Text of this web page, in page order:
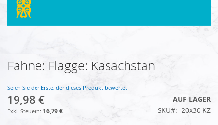
Zum
Anfang
Bildgalerie
springen
Fahne: Flagge: Kasachstan
Seien Sie der Erste, der dieses Produkt bewertet
19,98 €
16,79 €
AUF LAGER
SKU
20x30 KZ